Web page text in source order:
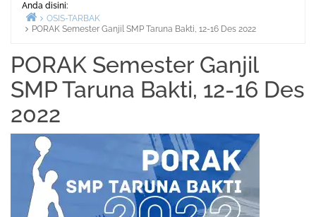
Anda disini:
Beranda
OSIS-TARBAK
PORAK Semester Ganjil SMP Taruna Bakti, 12-16 Des 2022
PORAK Semester Ganjil
SMP Taruna Bakti, 12-16 Des
2022